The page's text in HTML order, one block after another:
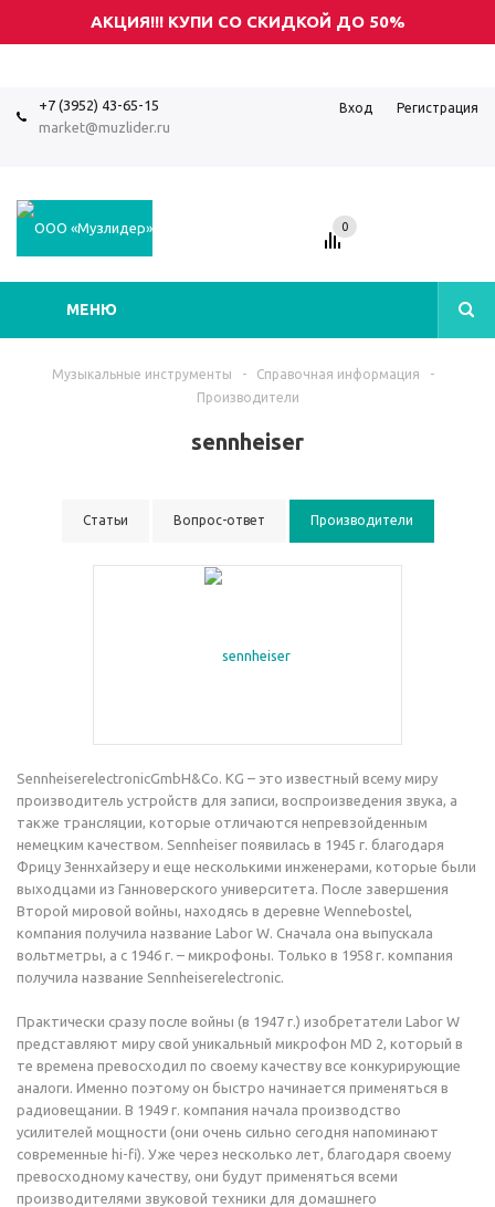
АКЦИЯ!!! КУПИ СО СКИДКОЙ ДО 50%
+7 (3952) 43-65-15
market@muzlider.ru
Вход Регистрация
МЕНЮ
0
Музыкальные инструменты - Справочная информация
-
Производители
sennheiser
Статьи Вопрос-ответ Производители
SennheiserelectronicGmbH&Co. KG – это известный всему миру
производитель устройств для записи, воспроизведения звука, а
также трансляции, которые отличаются непревзойденным
немецким качеством. Sennheiser появилась в 1945 г. благодаря
Фрицу Зеннхайзеру и еще несколькими инженерами, которые были
выходцами из Ганноверского университета. После завершения
Второй мировой войны, находясь в деревне Wennebostel,
компания получила название Labor W. Сначала она выпускала
вольтметры, а с 1946 г. – микрофоны. Только в 1958 г. компания
получила название Sennheiserelectronic.
Практически сразу после войны (в 1947 г.) изобретатели Labor W
представляют миру свой уникальный микрофон MD 2, который в
те времена превосходил по своему качеству все конкурирующие
аналоги. Именно поэтому он быстро начинается применяться в
радиовещании. В 1949 г. компания начала производство
усилителей мощности (они очень сильно сегодня напоминают
современные hi-fi). Уже через несколько лет, благодаря своему
превосходному качеству, они будут применяться всеми
производителями звуковой техники для домашнего